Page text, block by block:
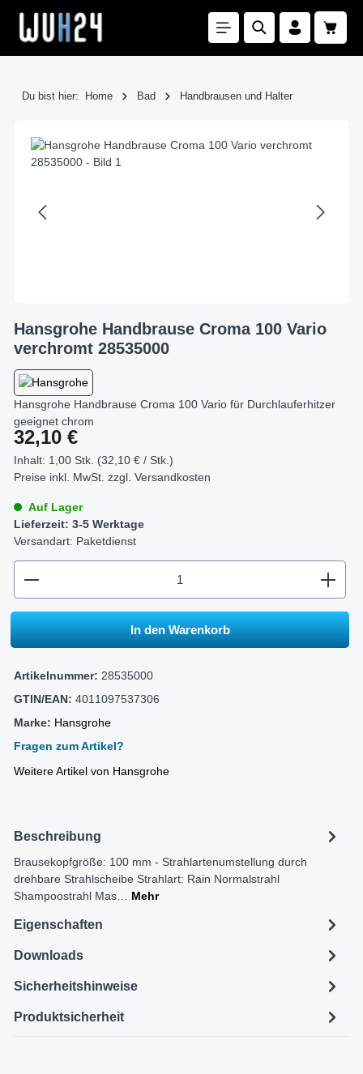
Zum Hauptinhalt springen
Du bist hier: Home Bad Handbrausen und Halter
Hansgrohe Handbrause Croma 100 Vario
verchromt 28535000
Hansgrohe Handbrause Croma 100 Vario für Durchlauferhitzer
geeignet chrom
Regulärer Preis:
32,10 €
Inhalt: 1,00 Stk. (32,10 € / Stk.)
Preise inkl. MwSt. zzgl. Versandkosten
Auf Lager
Lieferzeit: 3-5 Werktage
Versandart: Paketdienst
zentheme.component.product.quantitySelect.legend
In den Warenkorb
Artikelnummer: 28535000
GTIN/EAN: 4011097537306
Marke: Hansgrohe
Fragen zum Artikel?
Weitere Artikel von Hansgrohe
Beschreibung
Brausekopfgröße: 100 mm - Strahlartenumstellung durch
drehbare Strahlscheibe Strahlart: Rain Normalstrahl
Shampoostrahl Mas… Mehr
Eigenschaften
Downloads
Sicherheitshinweise
Produktsicherheit